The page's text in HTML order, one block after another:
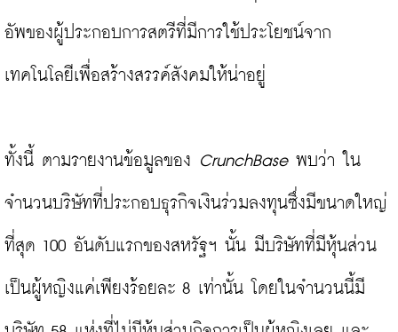
อัพของผู้ประกอบการสตรีที่มีการใช้ประโยชน์จาก
เทคโนโลยีเพื่อสร้างสรรค์สังคมให้น่าอยู่
ทั้งนี้ ตามรายงานข้อมูลของ CrunchBase พบว่า ใน
จำนวนบริษัทที่ประกอบธุรกิจเงินร่วมลงทุนซึ่งมีขนาดใหญ่
ที่สุด 100 อันดับแรกของสหรัฐฯ นั้น มีบริษัทที่มีหุ้นส่วน
เป็นผู้หญิงแค่เพียงร้อยละ 8 เท่านั้น โดยในจำนวนนี้มี